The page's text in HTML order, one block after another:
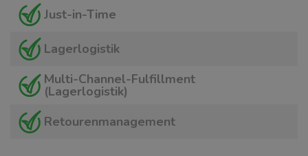
Just-in-Time
Lagerlogistik
Multi-Channel-Fulfillment
(Lagerlogistik)
Retourenmanagement